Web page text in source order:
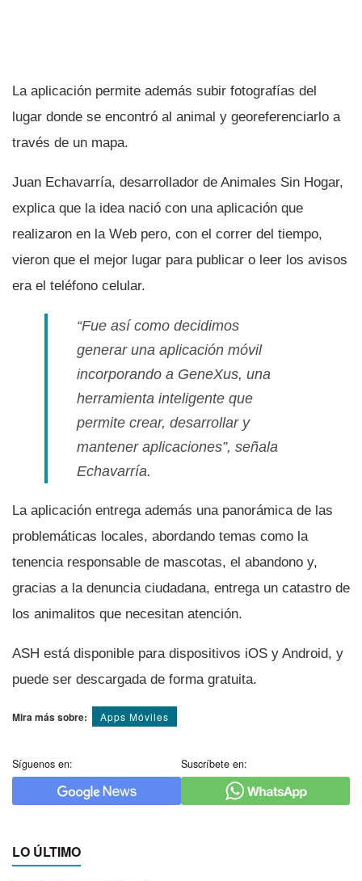
La aplicación permite además subir fotografí­as del
lugar donde se encontró al animal y georeferenciarlo a
través de un mapa.
Juan Echavarrí­a, desarrollador de Animales Sin Hogar,
explica que la idea nació con una aplicación que
realizaron en la Web pero, con el correr del tiempo,
vieron que el mejor lugar para publicar o leer los avisos
era el teléfono celular.
“Fue así­ como decidimos
generar una aplicación móvil
incorporando a GeneXus, una
herramienta inteligente que
permite crear, desarrollar y
mantener aplicaciones”, señala
Echavarrí­a.
La aplicación entrega además una panorámica de las
problemáticas locales, abordando temas como la
tenencia responsable de mascotas, el abandono y,
gracias a la denuncia ciudadana, entrega un catastro de
los animalitos que necesitan atención.
ASH está disponible para dispositivos iOS y Android, y
puede ser descargada de forma gratuita.
Mira más sobre: Apps Móviles
Síguenos en: Suscríbete en:
LO ÚLTIMO